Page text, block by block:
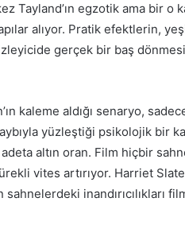
Tayland’ın egzotik ama bir o
alıyor. Pratik efektlerin,
gerçek bir baş
kaleme aldığı senaryo,
yüzleştiği psikolojik bir
altın oran. Film hiçbir
vites artırıyor. Harriet
inandırıcılıkları